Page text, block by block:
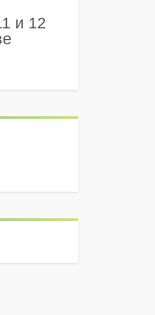
и 12